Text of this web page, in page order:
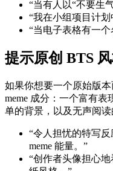
“当有人以“不要生
“我在小组项目计
“当电子表格有一
提示原创 BTS
如果你想要一个原始版
meme 成分：一个富有
单的背景，以及无声阅读
“令人担忧的特写
meme 能量。”
“创作者头像担心